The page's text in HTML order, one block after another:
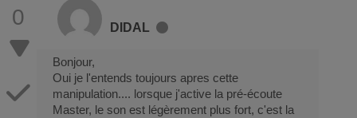
0 DIDAL
Bonjour,
Oui je l'entends toujours apres cette
manipulation.... lorsque j'active la pré-écoute
Master, le son est légèrement plus fort, c'est la